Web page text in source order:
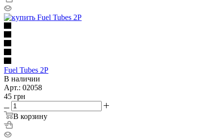
Fuel Tubes 2P
В наличии
Арт.: 02058
45 грн
В корзину